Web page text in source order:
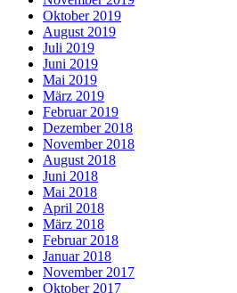
Oktober 2019
August 2019
Juli 2019
Juni 2019
Mai 2019
März 2019
Februar 2019
Dezember 2018
November 2018
August 2018
Juni 2018
Mai 2018
April 2018
März 2018
Februar 2018
Januar 2018
November 2017
Oktober 2017